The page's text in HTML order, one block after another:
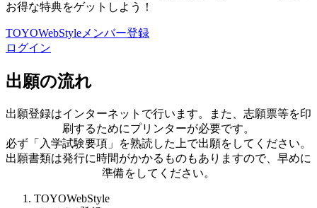
お得な特典をゲットしよう！
TOYOWebStyleメンバー登録
ログイン
出願の流れ
出願登録はインターネットで⾏います。また、志願票等を印
刷するためにプリンターが必要です。
必ず「⼊学試験要項」を熟読した上で出願をしてください。
出願書類は発行に時間がかかるものもありますので、早めに
準備をしてください。
TOYOWebStyle